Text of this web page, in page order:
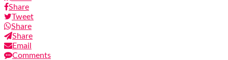
Share
Tweet
Share
Share
Email
Comments